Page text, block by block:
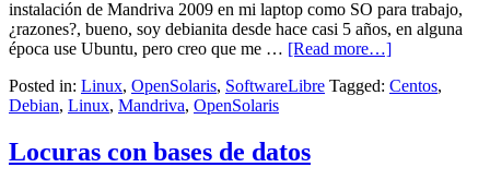
instalación de Mandriva 2009 en mi laptop como SO para trabajo,
¿razones?, bueno, soy debianita desde hace casi 5 años, en alguna
época use Ubuntu, pero creo que me … [Read more…]
Posted in: Linux, OpenSolaris, SoftwareLibre Tagged: Centos,
Debian, Linux, Mandriva, OpenSolaris
Locuras con bases de datos